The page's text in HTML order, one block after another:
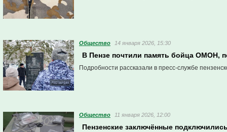
Общество 14 января 2026, 15:30
В Пензе почтили память бойца ОМОН,
Подробности рассказали в пресс-службе
Общество 11 января 2026, 12:00
Пензенские заключённые